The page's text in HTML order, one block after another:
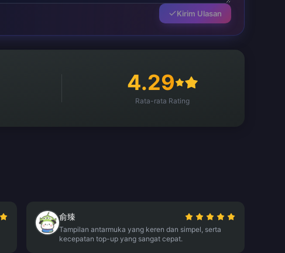
Kirim Ulasan
4.29
Rata-rata Rating
俞臻
Tampilan antarmuka yang keren dan simpel, serta
kecepatan top-up yang sangat cepat.